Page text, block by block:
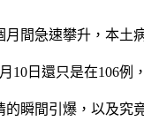
月間急速攀升，本土
10日還只是在106
瞬間引爆，以及